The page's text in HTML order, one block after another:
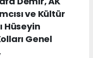
ve Kültür
Hüseyin
Genel